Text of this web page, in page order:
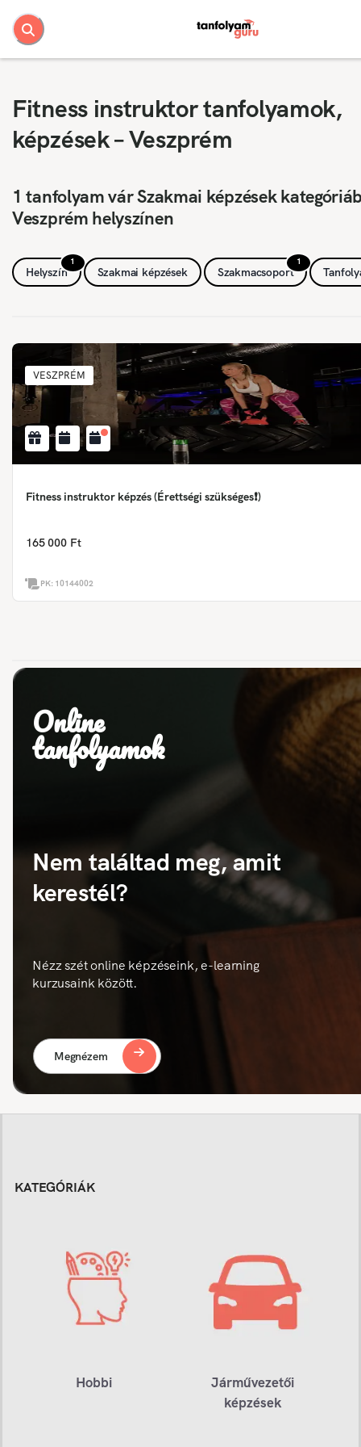
Fitness instruktor tanfolyamok,
képzések – Veszprém
1 tanfolyam vár Szakmai képzések
Veszprém helyszínen
1
Helyszín Szakmai képzések
1
Szakmacsoport
VESZPRÉM
Fitness instruktor képzés (Érettségi szükséges❗)
165 000 Ft
PK: 10144002
Online
tanfolyamok
Nem találtad meg, amit
kerestél?
Nézz szét online képzéseink, e-learning
kurzusaink között.
Megnézem
KATEGÓRIÁK
Hobbi
Járművezetői
képzések